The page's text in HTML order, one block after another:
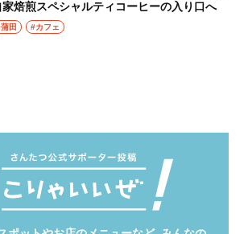
家焙煎スペシャルティコーヒーの入り口へ
田 #カフェ